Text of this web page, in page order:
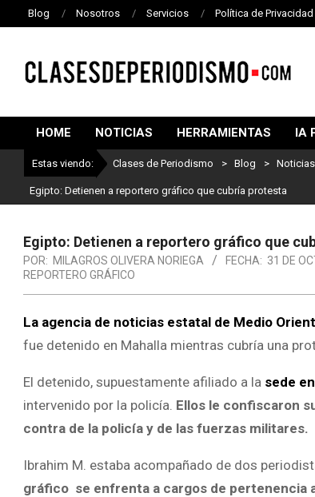
Blog Nosotros Servicios Política de Privacidad
DE
PERIODISMO
HOME NOTICIAS HERRAMIENTAS IA
Estas viendo: Clases de Periodismo > Blog > Noticias
Egipto: Detienen a reportero gráfico que cubría protesta
Egipto: Detienen a reportero gráfico que
POR: MILAGROS OLIVERA NORIEGA FECHA: 31 DE
REPORTERO GRÁFICO
La agencia de noticias estatal de Medio
fue detenido en Mahalla mientras cubría una
El detenido, supuestamente afiliado a la sede
intervenido por la policía. Ellos le confiscaron
contra de la policía y de las fuerzas militares.
Ibrahim M. estaba acompañado de dos
gráfico se enfrenta a cargos de pertenencia